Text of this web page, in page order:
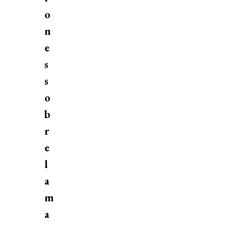
o
n
e
s
s
o
b
r
e
l
a
m
a